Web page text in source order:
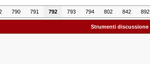
790 791 792 793 794 802 842 892
Strumenti discussione